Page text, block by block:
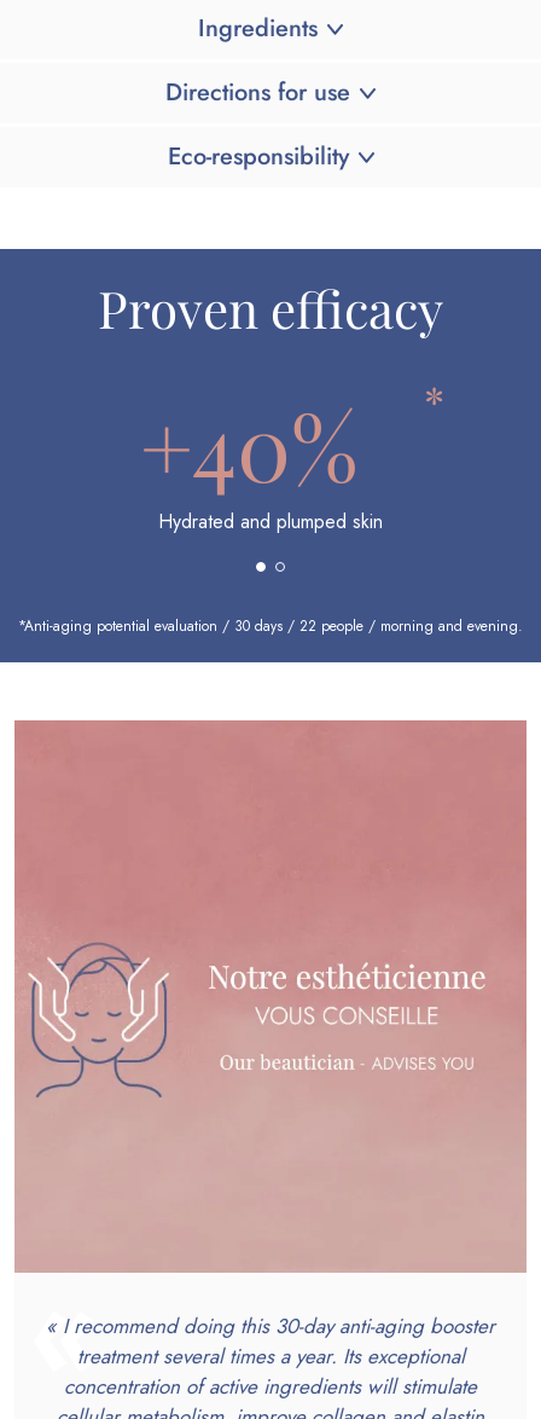
Ingredients
Directions for use
Eco-responsibility
Proven efficacy
+40% *
Hydrated and plumped skin
*Anti-aging potential evaluation / 30 days / 22 people / morning and evening.
« I recommend doing this 30-day anti-aging booster
treatment several times a year. Its exceptional
concentration of active ingredients will stimulate